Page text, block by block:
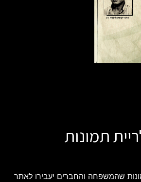
תמונות
שהמשפחה והחברים יעבירו לאתר